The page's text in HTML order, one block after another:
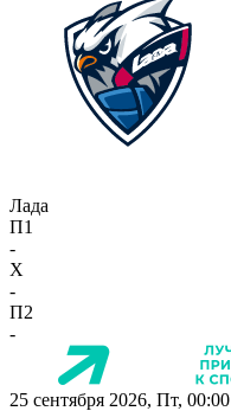
Лада
П1
-
X
-
П2
-
25 сентября 2026, Пт, 00:00